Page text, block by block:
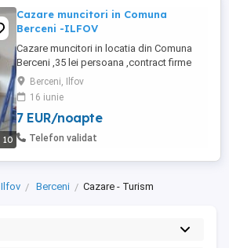
10
Cazare muncitori in Comuna
Berceni -ILFOV
Cazare muncitori in locatia din Comuna
Berceni ,35 lei persoana ,contract firme
termen lung-scurt pentru echipe de
muncitori ,bucatarie-baie ,aer
conditionat,electrocasnice noi ,tv,wifi,
parcare ,curte ,toate utilitatile incluse .
Berceni, Ilfov
16 iunie
7 EUR/noapte
Telefon validat
Ilfov Berceni Cazare - Turism